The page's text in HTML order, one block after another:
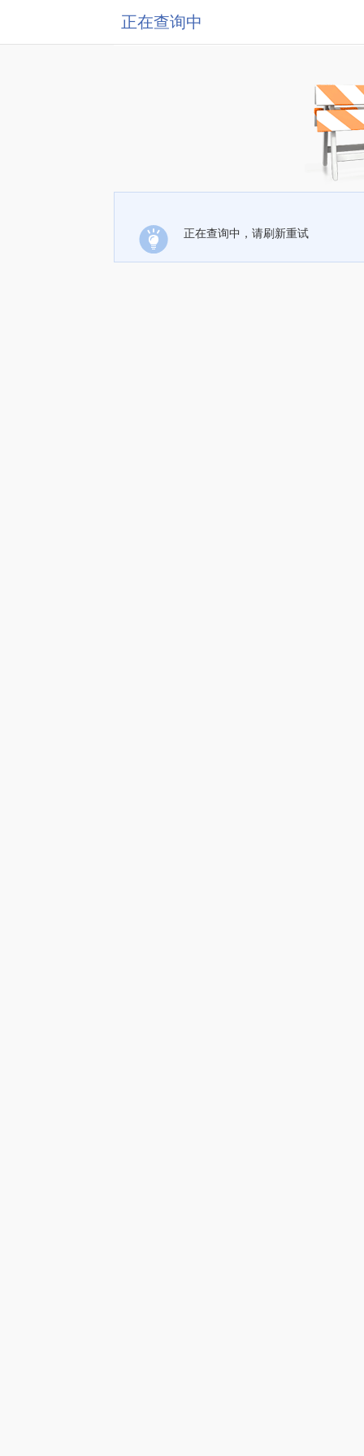
正在查询中
正在查询中，请刷新重试